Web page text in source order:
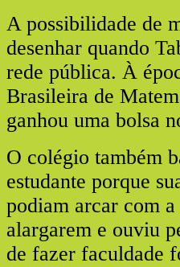
A possibilidade de
desenhar quando
rede pública. À
Brasileira de
ganhou uma bolsa
O colégio também
estudante porque
podiam arcar com
alargarem e ouviu
de fazer faculdade